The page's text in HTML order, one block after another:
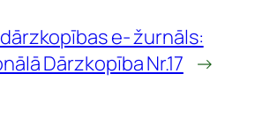
e- žurnāls:
Dārzkopība Nr.17 →